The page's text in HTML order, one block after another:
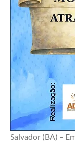
Salvador (BA) –